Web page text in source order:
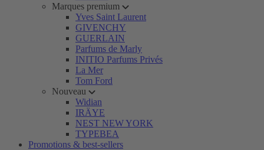
Marques premium
Yves Saint Laurent
GIVENCHY
GUERLAIN
Parfums de Marly
INITIO Parfums Privés
La Mer
Tom Ford
Nouveau
Widian
IRÄYE
NEST NEW YORK
TYPEBEA
Promotions & best-sellers